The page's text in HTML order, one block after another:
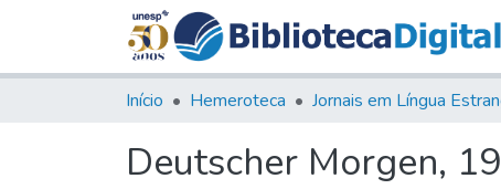
Início Hemeroteca
Deutscher Morgen,